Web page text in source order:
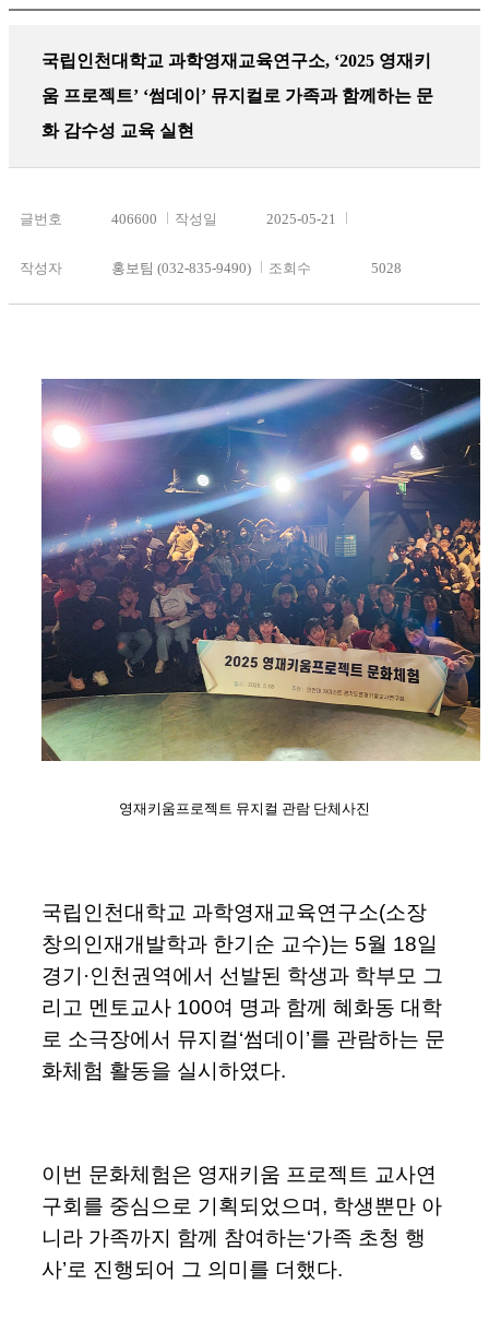
국립인천대학교 과학영재교육연구소, ‘2025 영재키
움 프로젝트’ ‘썸데이’ 뮤지컬로 가족과 함께하는 문
화 감수성 교육 실현
글번호 406600 작성일 2025-05-21
작성자 홍보팀 (032-835-9490) 조회수 5028
영재키움프로젝트 뮤지컬 관람 단체사진
국립인천대학교 과학영재교육연구소(소장
창의인재개발학과 한기순 교수)는 5월 18일
경기·인천권역에서 선발된 학생과 학부모 그
리고 멘토교사 100여 명과 함께 혜화동 대학
로 소극장에서 뮤지컬‘썸데이’를 관람하는 문
화체험 활동을 실시하였다.
이번 문화체험은 영재키움 프로젝트 교사연
구회를 중심으로 기획되었으며, 학생뿐만 아
니라 가족까지 함께 참여하는‘가족 초청 행
사’로 진행되어 그 의미를 더했다.